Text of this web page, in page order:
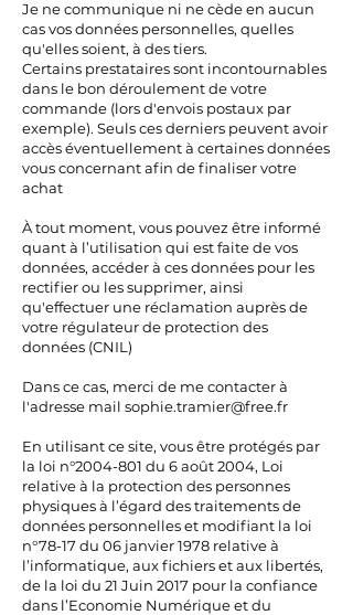
Je ne communique ni ne cède en aucun
cas vos données personnelles, quelles
qu'elles soient, à des tiers.
Certains prestataires sont incontournables
dans le bon déroulement de votre
commande (lors d'envois postaux par
exemple). Seuls ces derniers peuvent avoir
accès éventuellement à certaines données
vous concernant afin de finaliser votre
achat
À tout moment, vous pouvez être informé
quant à l’utilisation qui est faite de vos
données, accéder à ces données pour les
rectifier ou les supprimer, ainsi
qu'effectuer une réclamation auprès de
votre régulateur de protection des
données (CNIL)
Dans ce cas, merci de me contacter à
l'adresse mail sophie.tramier@free.fr
En utilisant ce site, vous être protégés par
la loi n°2004-801 du 6 août 2004, Loi
relative à la protection des personnes
physiques à l’égard des traitements de
données personnelles et modifiant la loi
n°78-17 du 06 janvier 1978 relative à
l’informatique, aux fichiers et aux libertés,
de la loi du 21 Juin 2017 pour la confiance
dans l’Economie Numérique et du